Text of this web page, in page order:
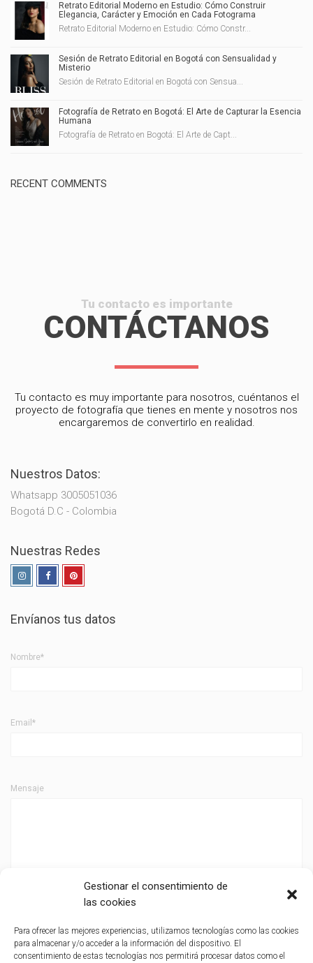
Gestionar el consentimiento de
las cookies
Para ofrecer las mejores experiencias, utilizamos tecnologías como las cookies
para almacenar y/o acceder a la información del dispositivo. El
consentimiento de estas tecnologías nos permitirá procesar datos como el
Retrato Editorial Moderno en Estudio: Cómo Construir
Elegancia, Carácter y Emoción en Cada Fotograma
Retrato Editorial Moderno en Estudio: Cómo Constr...
Sesión de Retrato Editorial en Bogotá con Sensualidad y
Misterio
Sesión de Retrato Editorial en Bogotá con Sensua...
Fotografía de Retrato en Bogotá: El Arte de Capturar la Esencia
Humana
Fotografía de Retrato en Bogotá: El Arte de Capt...
RECENT COMMENTS
Tu contacto es importante
CONTÁCTANOS
Tu contacto es muy importante para nosotros, cuéntanos el
proyecto de fotografía que tienes en mente y nosotros nos
encargaremos de convertirlo en realidad.
Nuestros Datos:
Whatsapp 3005051036
Bogotá D.C - Colombia
Nuestras Redes
Envíanos tus datos
Nombre*
Email*
Mensaje